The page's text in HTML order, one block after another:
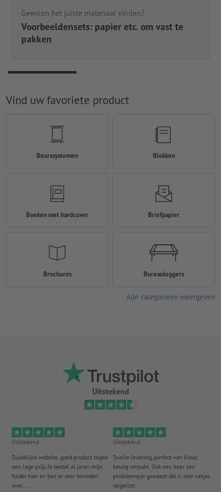
Gewoon het juiste materiaal vinden?
Voorbeeldensets: papier etc. om vast te
pakken
Uitstekend
Uitstekend
Duidelijke website, goed product tegen
een lage prijs.Ik bestel al jaren mijn
folder hier en ben er zeer tevreden
over. ...
Uitstekend
Snelle levering, perfect van kleur,
keurig verpakt. Ook een keer een
probleempje geweest die is zeer netjes
opgelost.
Vind uw favoriete product
Beurssystemen Blokken
Boeken met hardcover Briefpapier
Brochures Bureauleggers
Alle categorieën weergeven